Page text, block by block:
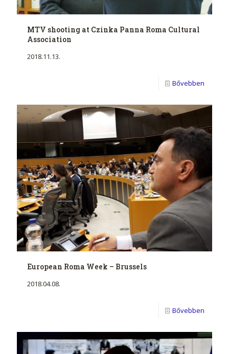
MTV shooting at Czinka Panna Roma Cultural
Association
2018.11.13.
Bővebben
European Roma Week – Brussels
2018.04.08.
Bővebben